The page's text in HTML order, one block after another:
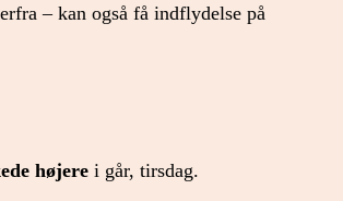
– kan også få indflydelse på
højere i går, tirsdag.